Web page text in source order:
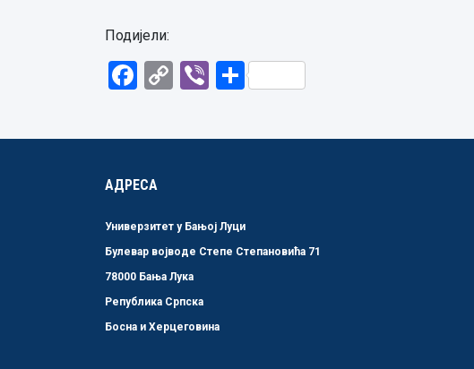
Подијели:
Facebook
CopyViberShare
АДРЕСА
Универзитет у Бањој Луци
Булевар војводе Степе Степановића 71
78000 Бања Лука
Република Српска
Босна и Херцеговина